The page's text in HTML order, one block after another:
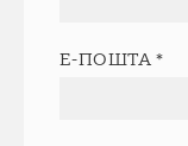
Е-ПОШТА *